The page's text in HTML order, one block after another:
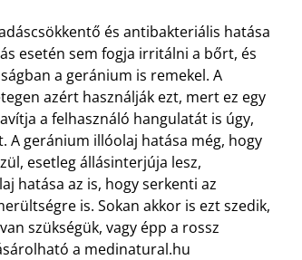
és antibakteriális hatása
esetén sem fogja irritálni a bőrt, és
a geránium is remekel. A
azért használják ezt, mert ez egy
a felhasználó hangulatát is úgy,
A geránium illóolaj hatása még, hogy
esetleg állásinterjúja lesz,
hatása az is, hogy serkenti az
is. Sokan akkor is ezt szedik,
szükségük, vagy épp a rossz
a medinatural.hu